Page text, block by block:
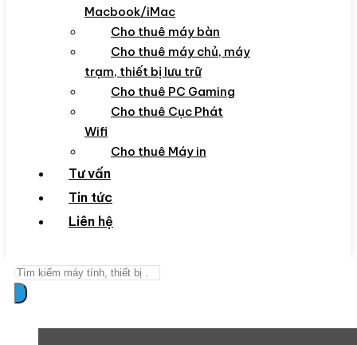
Macbook/iMac
Cho thuê máy bàn
Cho thuê máy chủ, máy
trạm, thiết bị lưu trữ
Cho thuê PC Gaming
Cho thuê Cục Phát
Wifi
Cho thuê Máy in
Tư vấn
Tin tức
Liên hệ
Search
...